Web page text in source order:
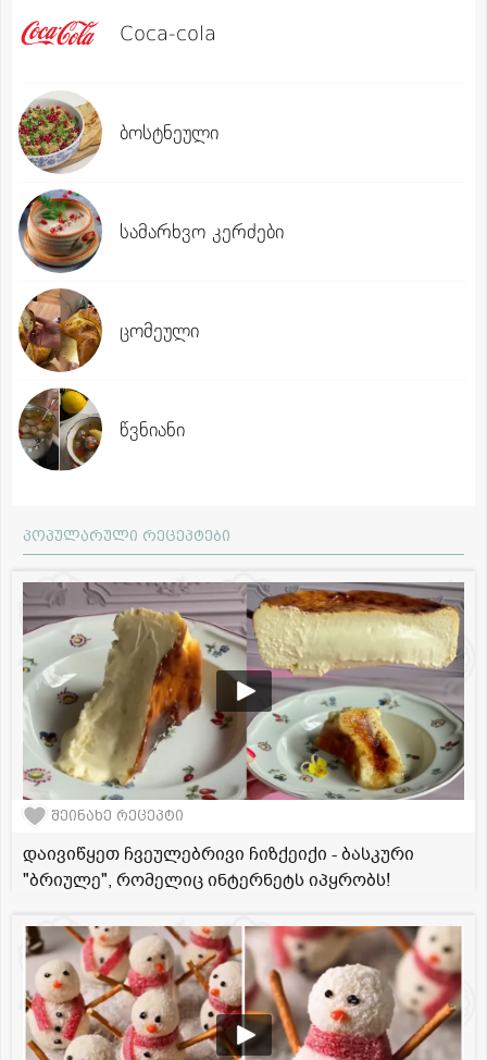
Coca-cola
ბოსტნეული
სამარხვო კერძები
ცომეული
წვნიანი
პოპულარული რეცეპტები
შეინახე რეცეპტი
დაივიწყეთ ჩვეულებრივი ჩიზქეიქი - ბასკური
"ბრიულე", რომელიც ინტერნეტს იპყრობს!